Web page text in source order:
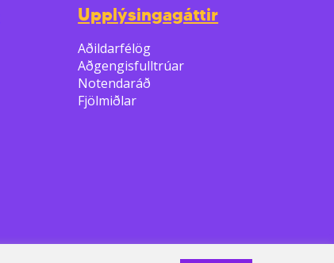
Upplýsingagáttir
Aðildarfélög
Aðgengisfulltrúar
Notendaráð
Fjölmiðlar